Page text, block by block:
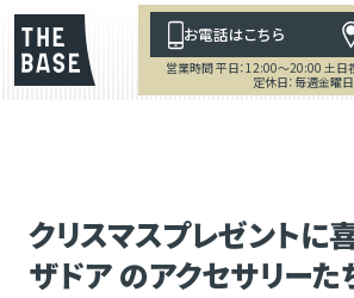
お電話はこちら
営業時間 平日：12:00～20:00 土日
定休日：毎週金曜日
クリスマスプレゼントに
ザドア のアクセサリーた